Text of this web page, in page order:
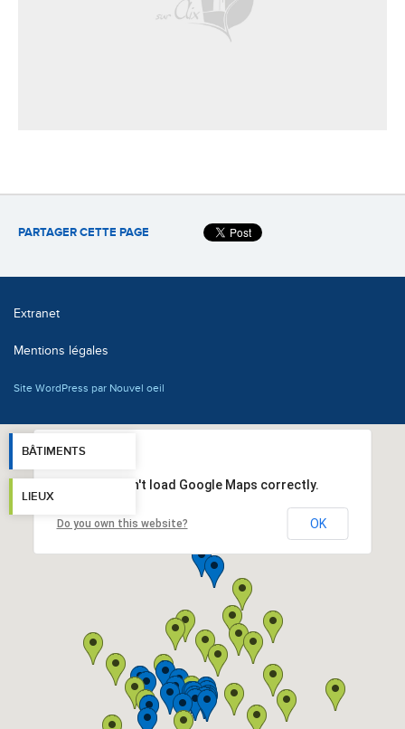
PARTAGER CETTE PAGE
Extranet
Mentions légales
Site WordPress par Nouvel oeil
BÂTIMENTS
LIEUX
This page can't load Google Maps correctly.
Do you own this website? OK